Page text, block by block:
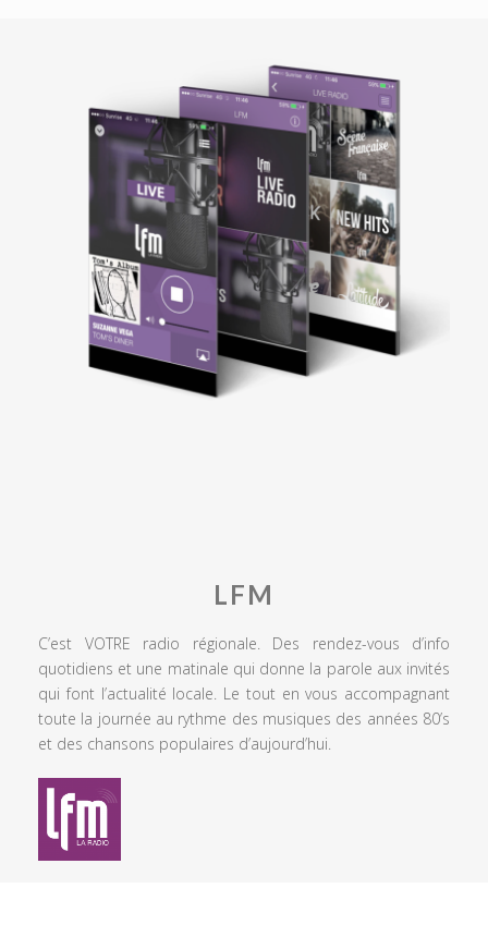
LFM
C’est VOTRE radio régionale. Des rendez-vous d’info
quotidiens et une matinale qui donne la parole aux invités
qui font l’actualité locale. Le tout en vous accompagnant
toute la journée au rythme des musiques des années 80’s
et des chansons populaires d’aujourd’hui.